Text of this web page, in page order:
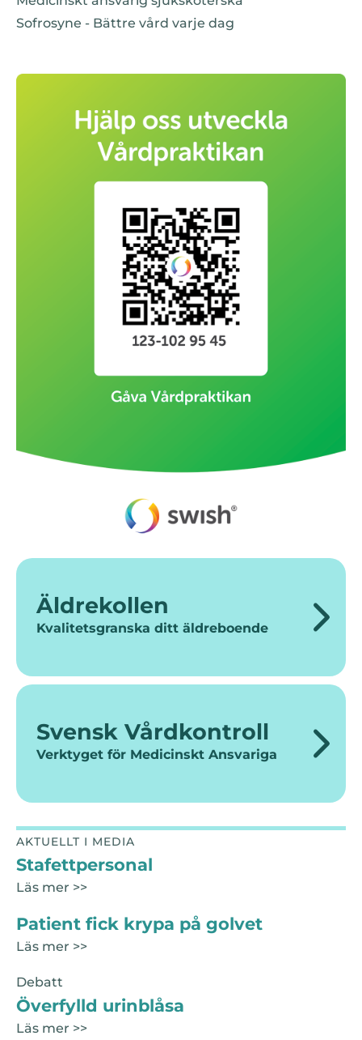
Sofrosyne - Bättre vård varje dag
Äldrekollen
Kvalitetsgranska ditt äldreboende
Svensk Vårdkontroll
Verktyget för Medicinskt Ansvariga
AKTUELLT I MEDIA
Stafettpersonal
Läs mer >>
Patient fick krypa på golvet
Läs mer >>
Debatt
Överfylld urinblåsa
Läs mer >>